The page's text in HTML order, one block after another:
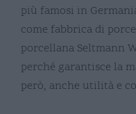
più famosi in
come fabbrica di
porcellana Seltmann
perché garantisce la
però, anche utilità e